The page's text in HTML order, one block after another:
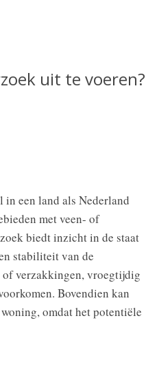
uit te voeren?
een land als Nederland
met veen- of
biedt inzicht in de staat
stabiliteit van de
of verzakkingen, vroegtijdig
Bovendien kan
omdat het potentiële